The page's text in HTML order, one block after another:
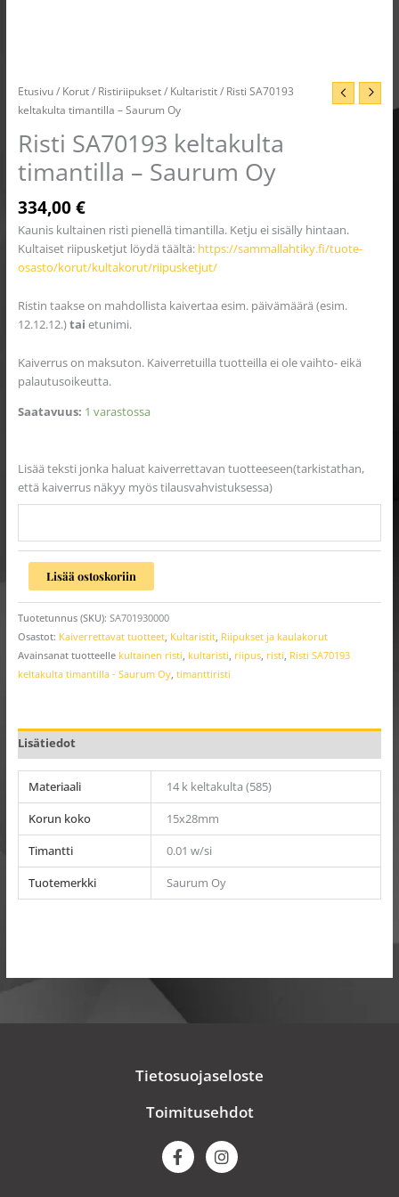
Etusivu/ Korut/ Ristiriipukset/ Kultaristit/ Risti SA70193
keltakulta timantilla – Saurum Oy
Risti SA70193 keltakulta
timantilla – Saurum Oy
334,00€
Kaunis kultainen risti pienellä timantilla. Ketju ei sisälly hintaan.
Kultaiset riipusketjut löydä täältä: https://sammallahtiky.fi/tuote-
osasto/korut/kultakorut/riipusketjut/
Ristin taakse on mahdollista kaivertaa esim. päivämäärä (esim.
12.12.12.)tai etunimi.
Kaiverrus on maksuton. Kaiverretuilla tuotteilla ei ole vaihto- eikä
palautusoikeutta.
Saatavuus: 1 varastossa
Lisää teksti jonka haluat kaiverrettavan tuotteeseen(tarkistathan,
että kaiverrus näkyy myös tilausvahvistuksessa)
Lisää ostoskoriin
Tuotetunnus (SKU): SA701930000
Osastot: Kaiverrettavat tuotteet, Kultaristit, Riipukset ja kaulakorut
Avainsanat tuotteelle kultainen risti kultaristi riipus, risti Risti SA70193
keltakulta timantilla - Saurum Oy, timanttiristi
Lisätiedot
Materiaali
14 k keltakulta (585)
Korun koko
15x28mm
Timantti
0.01 w/si
Tuotemerkki
Saurum Oy
Tietosuojaseloste
Toimitusehdot
F
a
c
I
n
s